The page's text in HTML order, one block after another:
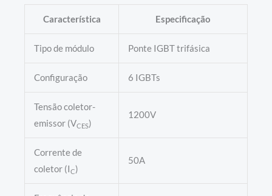
Característica Especificação
Tipo de módulo Ponte IGBT trifásica
Configuração 6 IGBTs
Tensão coletor-
emissor (VCES)
1200V
Corrente de
coletor (IC)
50A